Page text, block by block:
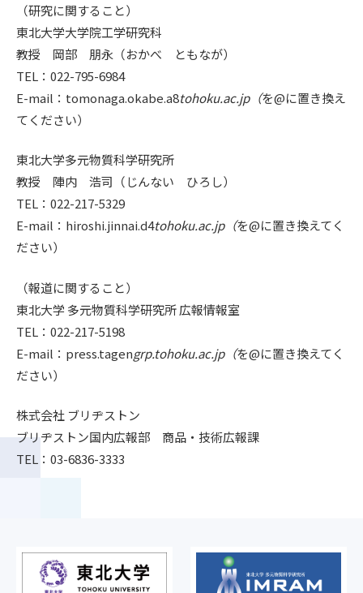
（研究に関すること）
東北大学大学院工学研究科
教授 岡部 朋永（おかべ ともなが）
TEL：022-795-6984
E-mail：tomonaga.okabe.a8tohoku.ac.jp（を@に置き換え
てください）
東北大学多元物質科学研究所
教授 陣内 浩司（じんない ひろし）
TEL：022-217-5329
E-mail：hiroshi.jinnai.d4tohoku.ac.jp（を@に置き換えてく
ださい）
（報道に関すること）
東北大学 多元物質科学研究所 広報情報室
TEL：022-217-5198
E-mail：press.tagengrp.tohoku.ac.jp（を@に置き換えてく
ださい）
株式会社 ブリヂストン
ブリヂストン国内広報部 商品・技術広報課
TEL：03-6836-3333